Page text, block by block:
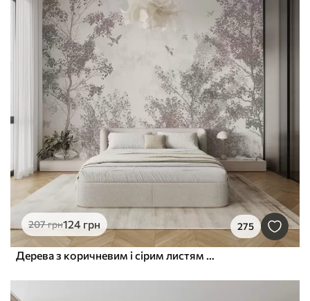
207грн124 грн 275
Дерева з коричневим і сірим листям та гілками з птахами, що летять у небі, на білому тлі